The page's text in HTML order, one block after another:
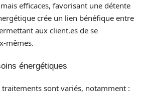
efficaces, favorisant une détente
crée un lien bénéfique entre
aux client.es de se
mêmes.
énergétiques
traitements sont variés, notamment :